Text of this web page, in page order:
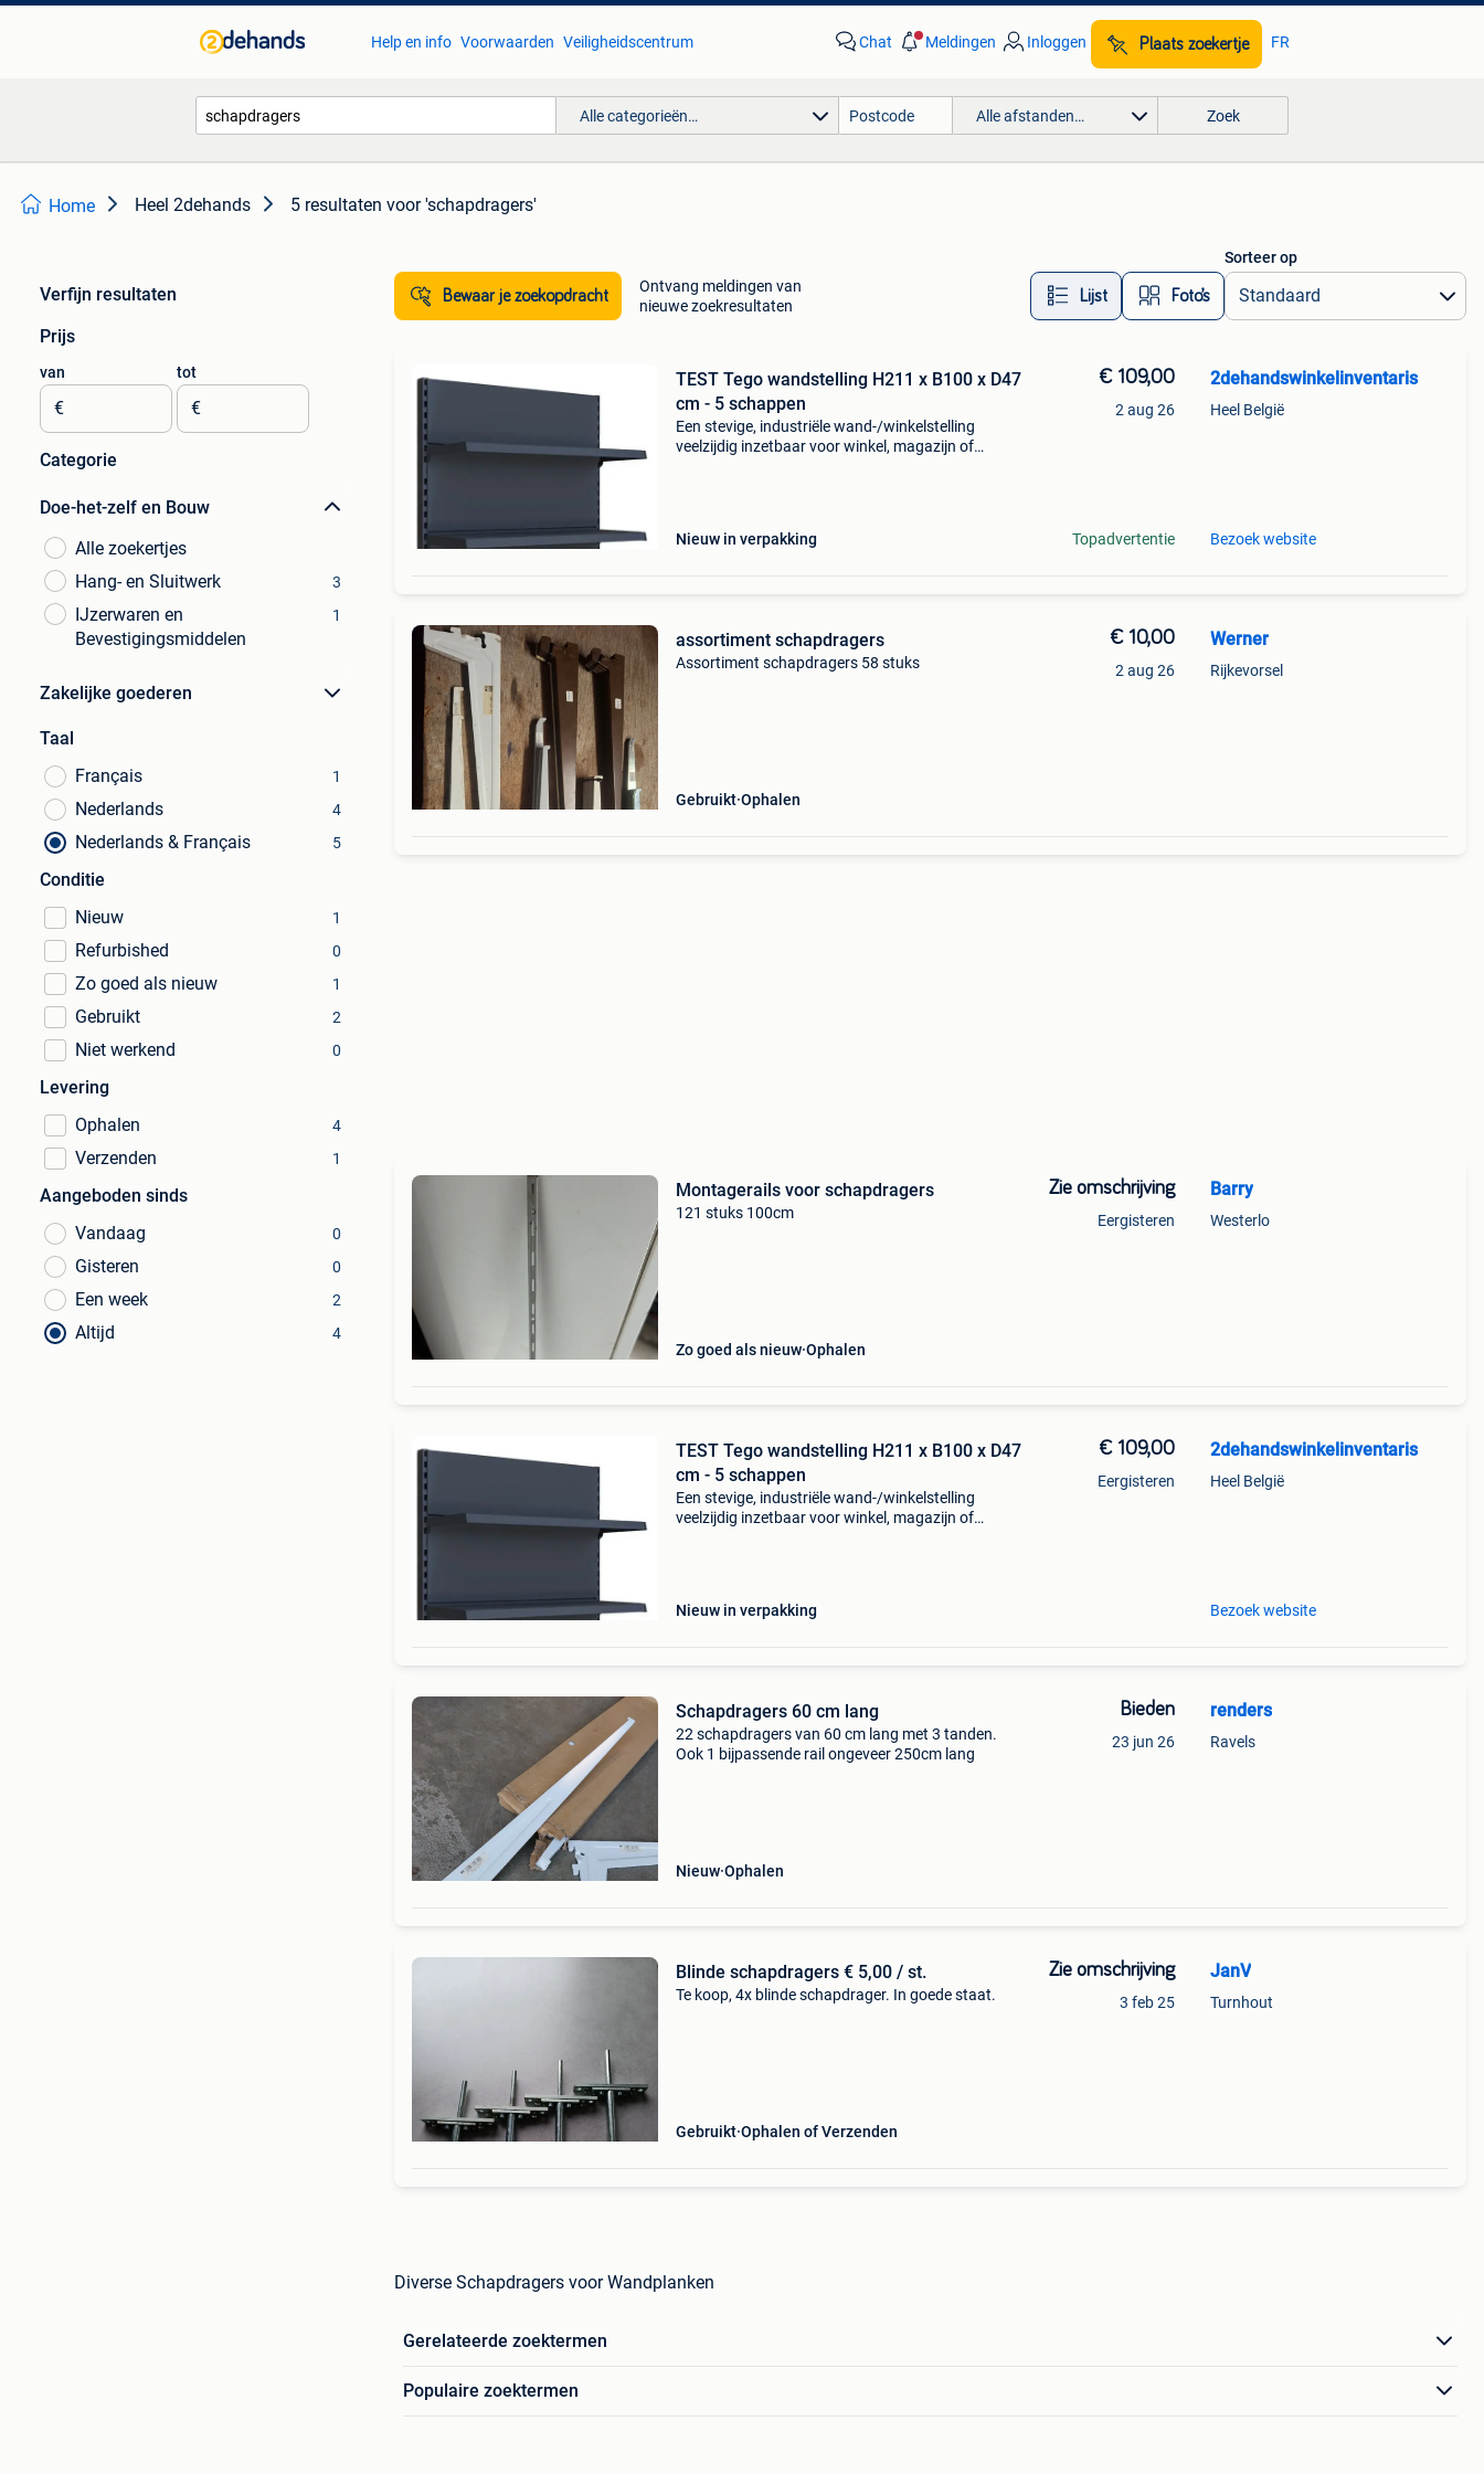
Help en info Voorwaarden Veiligheidscentrum Chat Meldingen Inloggen Plaats zoekertje FR
Alle categorieën… Alle afstanden… Zoek
Home Heel 2dehands 5 resultaten voor 'schapdragers'
Verfijn resultaten
Prijs
van
€
tot
€
Categorie
Doe-het-zelf en Bouw
Alle zoekertjes
Hang- en Sluitwerk
3
IJzerwaren en
Bevestigingsmiddelen
1
Zakelijke goederen
Taal
Français
1
Nederlands 4
Nederlands & Français 5
Conditie
Nieuw
1
Refurbished 0
Zo goed als nieuw 1
Gebruikt 2
Niet werkend 0
Levering
Ophalen
4
Verzenden 1
Aangeboden sinds
Vandaag
0
Gisteren 0
Een week 2
Altijd 4
Bewaar je zoekopdracht
Ontvang meldingen van
nieuwe zoekresultaten
Lijst Foto’s
Sorteer op
TEST Tego wandstelling H211 x B100 x D47
cm - 5 schappen
Een stevige, industriële wand-/winkelstelling
veelzijdig inzetbaar voor winkel, magazijn of
Nieuw in verpakking
€ 109,00
2 aug 26
Topadvertentie
2dehandswinkelinventaris
Heel België
Bezoek website
assortiment schapdragers
Assortiment schapdragers 58 stuks
Gebruikt Ophalen
€ 10,00
2 aug 26
Werner
Rijkevorsel
Montagerails voor schapdragers
121 stuks 100cm
Zo goed als nieuw Ophalen
Zie omschrijving
Eergisteren
Barry
Westerlo
TEST Tego wandstelling H211 x B100 x D47
cm - 5 schappen
Een stevige, industriële wand-/winkelstelling
veelzijdig inzetbaar voor winkel, magazijn of
Nieuw in verpakking
€ 109,00
Eergisteren
2dehandswinkelinventaris
Heel België
Bezoek website
Schapdragers 60 cm lang
22 schapdragers van 60 cm lang met 3 tanden.
Ook 1 bijpassende rail ongeveer 250cm lang
Nieuw Ophalen
Bieden
23 jun 26
renders
Ravels
Blinde schapdragers € 5,00 / st.
Te koop, 4x blinde schapdrager. In goede staat.
Gebruikt Ophalen of Verzenden
Zie omschrijving
3 feb 25
JanV
Turnhout
Diverse Schapdragers voor Wandplanken
Gerelateerde zoektermen
Populaire zoektermen